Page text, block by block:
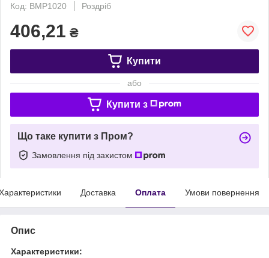
Код: BMP1020
Роздріб
406,21 ₴
Купити
або
Купити з
Що таке купити з Пром?
Замовлення під захистом
Доставка Оплата Умови повернення
Опис
Характеристики: